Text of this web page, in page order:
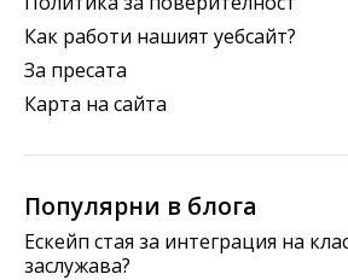
Как работи нашият уебсайт?
За пресата
Карта на сайта
Популярни в блога
Ескейп стая за интеграция на
заслужава?